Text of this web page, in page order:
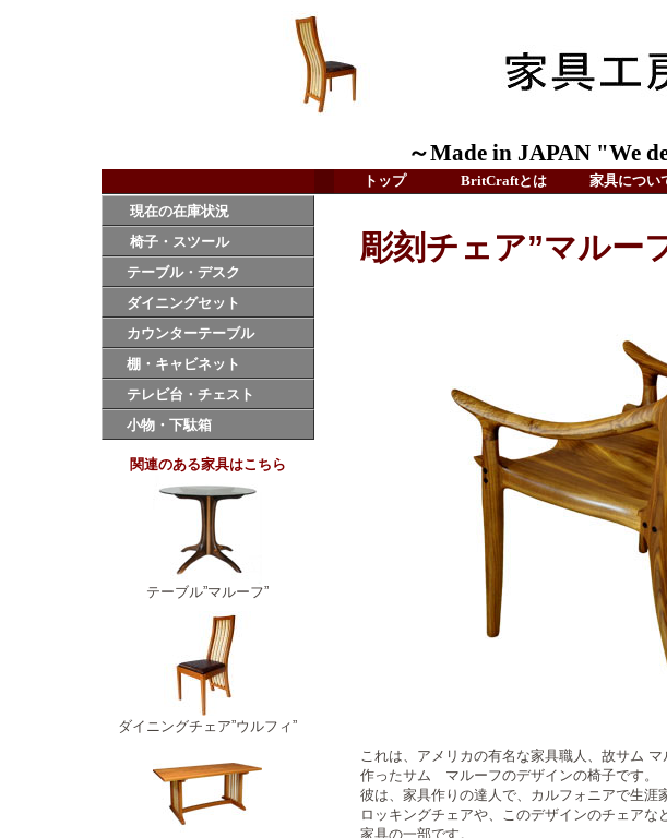
～Made in JAPAN "We
トップ BritCraftとは 家具につい
現在の在庫状況
椅子・スツール
テーブル・デスク
ダイニングセット
カウンターテーブル
棚・キャビネット
テレビ台・チェスト
小物・下駄箱
関連のある家具はこちら
テーブル”マルーフ”
ダイニングチェア”ウルフィ”
彫刻チェア”マルー
これは、アメリカの有名な家具職人、故サム
作ったサム マルーフのデザインの椅子です。
彼は、家具作りの達人で、カルフォニアで生涯
ロッキングチェアや、このデザインのチェアな
家具の一部です。